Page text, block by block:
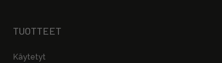
TUOTTEET
Käytetyt